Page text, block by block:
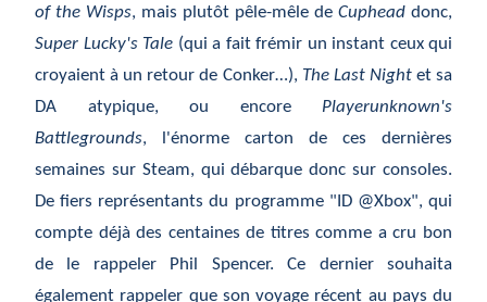
of the Wisps, mais plutôt pêle-mêle de Cuphead donc,
Super Lucky's Tale (qui a fait frémir un instant ceux qui
croyaient à un retour de Conker…), The Last Nightet sa
DA atypique, ou encore Playerunknown's
Battlegrounds, l'énorme carton de ces dernières
semaines sur Steam, qui débarque donc sur consoles.
De fiers représentants du programme "ID @Xbox", qui
compte déjà des centaines de titres comme a cru bon
de le rappeler Phil Spencer. Ce dernier souhaita
également rappeler que son voyage récent au pays du